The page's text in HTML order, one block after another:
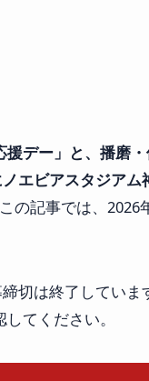
デー」と、播磨
エビアスタジアム
の記事では、
切は終了してい
てください。